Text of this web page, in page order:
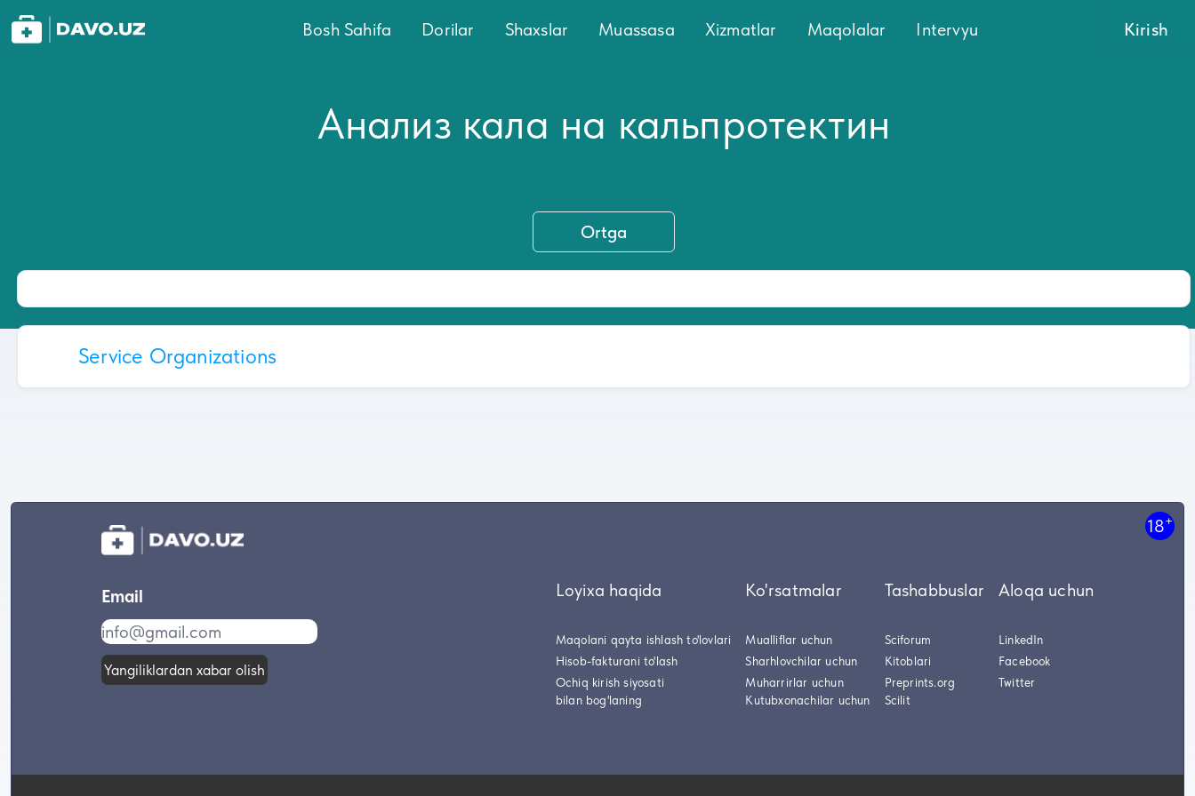
Bosh Sahifa Dorilar Shaxslar Muassasa Xizmatlar Maqolalar Intervyu Kirish
Анализ кала на кальпротектин
Ortga
Service Organizations
18+
Email
Yangiliklardan xabar olish
Loyixa haqida
Maqolani qayta ishlash to'lovlari
Hisob-fakturani to'lash
Ochiq kirish siyosati
bilan bog'laning
Ko'rsatmalar
Mualliflar uchun
Sharhlovchilar uchun
Muharrirlar uchun
Kutubxonachilar uchun
Tashabbuslar
Sciforum
Kitoblari
Preprints.org
Scilit
Aloqa uchun
LinkedIn
Facebook
Twitter